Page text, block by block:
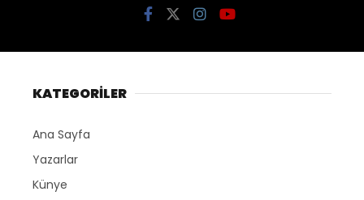
KATEGORİLER
Ana Sayfa
Yazarlar
Künye